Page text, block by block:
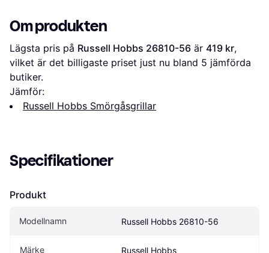
Om produkten
Lägsta pris på Russell Hobbs 26810-56 är 419 kr,
vilket är det billigaste priset just nu bland 5 jämförda
butiker.
Jämför:
Russell Hobbs Smörgåsgrillar
Specifikationer
Produkt
Modellnamn Russell Hobbs 26810-56
Märke Russell Hobbs